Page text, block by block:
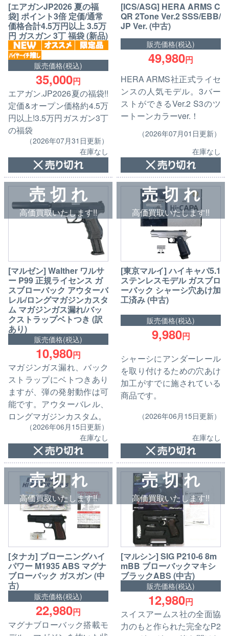
[エアガンJP2026 夏の福
袋] ポイント3倍 定価/通常
価格合計4.5万円以上 3.5万
円 ガスガン 3丁 福袋 (新品)
販売価格(税込)
35,000円
エアガン.JP2026夏の福袋!!
定価&オープン価格約4.5万
円以上!3.5万円ガスガン3丁
の福袋
（2026年07月31日更新）
在庫なし
[ICS/ASG] HERA ARMS C
QR 2Tone Ver.2 SSS/EBB/
JP Ver. (中古)
販売価格(税込)
49,980円
HERA ARMS社正式ライセ
ンスの人気モデル。3バー
ストができるVer.2 S3のツ
ートーンカラーver.！
（2026年07月01日更新）
在庫なし
売 切 れ
高価買取いたします!!
[マルゼン] Walther ワルサ
ー P99 正規ライセンス ガ
スブローバック アウターバ
レル/ロングマガジンカスタ
ム マガジンガス漏れ/バッ
クストラップベトつき (訳
あり)
販売価格(税込)
10,980円
マガジンガス漏れ、バック
ストラップにベトつきあり
ますが、弾の発射動作は可
能です。アウターバレル、
ロングマガジンカスタム。
（2026年06月15日更新）
在庫なし
売 切 れ
高価買取いたします!!
[東京マルイ] ハイキャパ5.1
ステンレスモデル ガスブロ
ーバック シャーシ穴あけ加
工済み (中古)
販売価格(税込)
9,980円
シャーシにアンダーレール
を取り付けるための穴あけ
加工がすでに施されている
商品です。
（2026年06月15日更新）
在庫なし
売 切 れ
高価買取いたします!!
[タナカ] ブローニングハイ
パワー M1935 ABS マグナ
ブローバック ガスガン (中
古)
販売価格(税込)
22,980円
マグナブローバック搭載モ
売 切 れ
高価買取いたします!!
[マルシン] SIG P210-6 8m
mBB ブローバックマキシ
ブラックABS (中古)
販売価格(税込)
12,980円
スイスアームス社の全面協
力のもと作られた完全なP2